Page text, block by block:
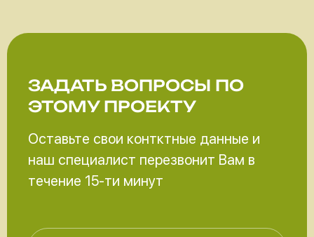
ЗАДАТЬ ВОПРОСЫ ПО
ЭТОМУ ПРОЕКТУ
Оставьте свои контктные данные и
наш специалист перезвонит Вам в
течение 15-ти минут